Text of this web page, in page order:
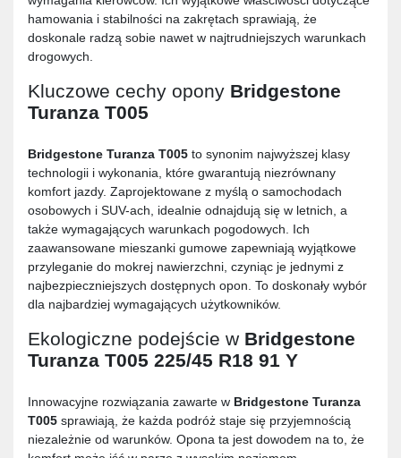
hamowania i stabilności na zakrętach sprawiają, że
doskonale radzą sobie nawet w najtrudniejszych warunkach
drogowych.
Kluczowe cechy opony Bridgestone
Turanza T005
Bridgestone Turanza T005 to synonim najwyższej klasy
technologii i wykonania, które gwarantują niezrównany
komfort jazdy. Zaprojektowane z myślą o samochodach
osobowych i SUV-ach, idealnie odnajdują się w letnich, a
także wymagających warunkach pogodowych. Ich
zaawansowane mieszanki gumowe zapewniają wyjątkowe
przyleganie do mokrej nawierzchni, czyniąc je jednymi z
najbezpieczniejszych dostępnych opon. To doskonały wybór
dla najbardziej wymagających użytkowników.
Ekologiczne podejście w Bridgestone
Turanza T005 225/45 R18 91 Y
Innowacyjne rozwiązania zawarte w Bridgestone Turanza
T005 sprawiają, że każda podróż staje się przyjemnością
niezależnie od warunków. Opona ta jest dowodem na to, że